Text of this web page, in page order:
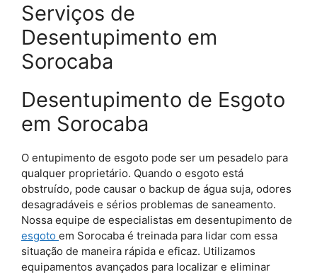
Serviços de
Desentupimento em
Sorocaba
Desentupimento de Esgoto
em Sorocaba
O entupimento de esgoto pode ser um pesadelo para
qualquer proprietário. Quando o esgoto está
obstruído, pode causar o backup de água suja, odores
desagradáveis e sérios problemas de saneamento.
Nossa equipe de especialistas em desentupimento de
esgoto em Sorocaba é treinada para lidar com essa
situação de maneira rápida e eficaz. Utilizamos
equipamentos avançados para localizar e eliminar